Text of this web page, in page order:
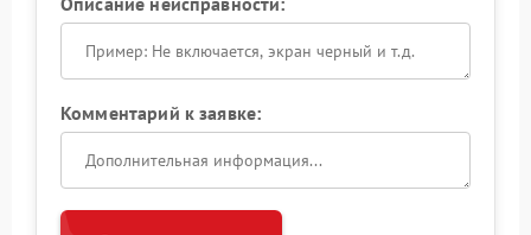
Комментарий к заявке: